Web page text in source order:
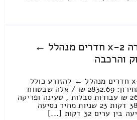
מחירון הובלת דירה 2-x חדרים מנהלל ←
והרכבה
מחיר הובלות דירה 2-x חדרים מנהלל ← להזורע כולל
פירוק והרכבה מחיר מחירון: 2832.69 ₪ / אלה שבטווח
המחירים 3500 – 2600 ₪ עבודות סבלות , טעינה ופריקה
: 1643.63 ₪ / זמן : 38 דקות 23 שניות מחיר נסיעה